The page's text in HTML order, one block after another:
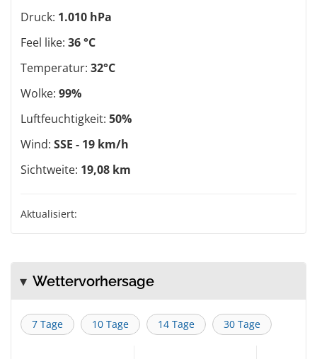
Druck: 1.010 hPa
Feel like: 36 °C
Temperatur: 32°C
Wolke: 99%
Luftfeuchtigkeit: 50%
Wind: SSE - 19 km/h
Sichtweite: 19,08 km
Aktualisiert:
Wettervorhersage
7 Tage 10 Tage 14 Tage 30 Tage